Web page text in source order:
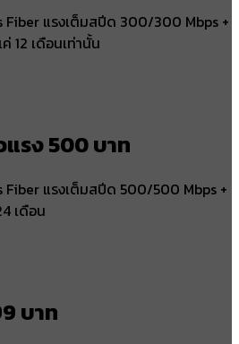
แรงเต็มสปีด 300/300 Mbps +
12 เดือนเท่านั้น
แรง 500 บาท
แรงเต็มสปีด 500/500 Mbps +
เดือน
บาท